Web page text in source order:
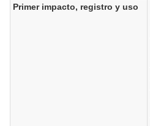
Primer impacto, registro y uso